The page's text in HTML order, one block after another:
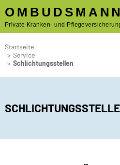
OMBUDSMANN
Private Kranken- und
Startseite
> Service
> Schlichtungsstellen